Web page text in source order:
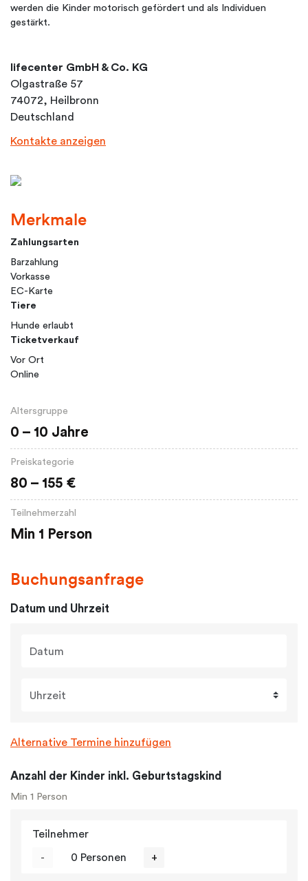
werden die Kinder motorisch gefördert und als Individuen
gestärkt.
lifecenter GmbH & Co. KG
Olgastraße 57
74072, Heilbronn
Deutschland
Kontakte anzeigen
Merkmale
Zahlungsarten
Barzahlung
Vorkasse
EC-Karte
Tiere
Hunde erlaubt
Ticketverkauf
Vor Ort
Online
Altersgruppe
0 – 10 Jahre
Preiskategorie
80 – 155 €
Teilnehmerzahl
Min 1 Person
Buchungsanfrage
Datum und Uhrzeit
Datum
Uhrzeit
Alternative Termine hinzufügen
Anzahl der Kinder inkl. Geburtstagskind
Min 1 Person
Teilnehmer
- 0 Personen +